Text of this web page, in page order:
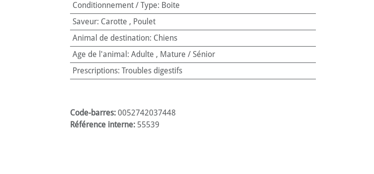
Conditionnement / Type: Boite
Saveur: Carotte , Poulet
Animal de destination: Chiens
Age de l'animal : Adulte , Mature / Sénior
Prescriptions: Troubles digestifs
Code-barres: 0052742037448
Référence interne: 55539